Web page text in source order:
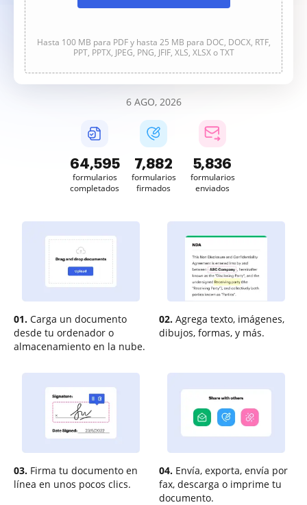
Hasta 100 MB para PDF y hasta 25 MB para DOC, DOCX, RTF,
PPT, PPTX, JPEG, PNG, JFIF, XLS, XLSX o TXT
6 AGO, 2026
64,595
formularios
completados
7,882
formularios
firmados
5,837
formularios
enviados
01. Carga un documento
desde tu ordenador o
almacenamiento en la nube.
02. Agrega texto, imágenes,
dibujos, formas, y más.
03. Firma tu documento en
línea en unos pocos clics.
04. Envía, exporta, envía por
fax, descarga o imprime tu
documento.